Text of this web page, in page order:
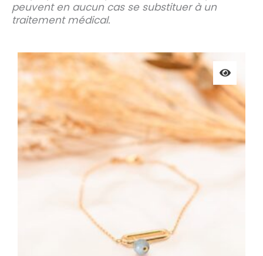
peuvent en aucun cas se substituer à un
traitement médical.